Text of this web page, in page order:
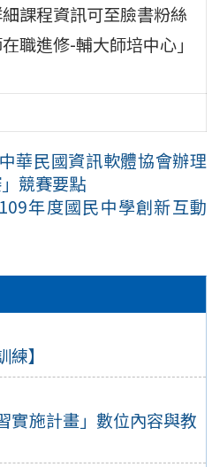
】
實施計畫」數位內容與教
課程資訊可至臉書粉絲
職進修-輔大師培中心」
中華民國資訊軟體協會辦理
競賽要點
109年度國民中學創新互動